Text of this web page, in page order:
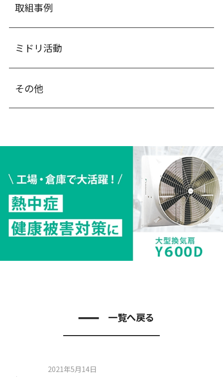
取組事例
ミドリ活動
その他
2021年5月14日
一覧へ戻る